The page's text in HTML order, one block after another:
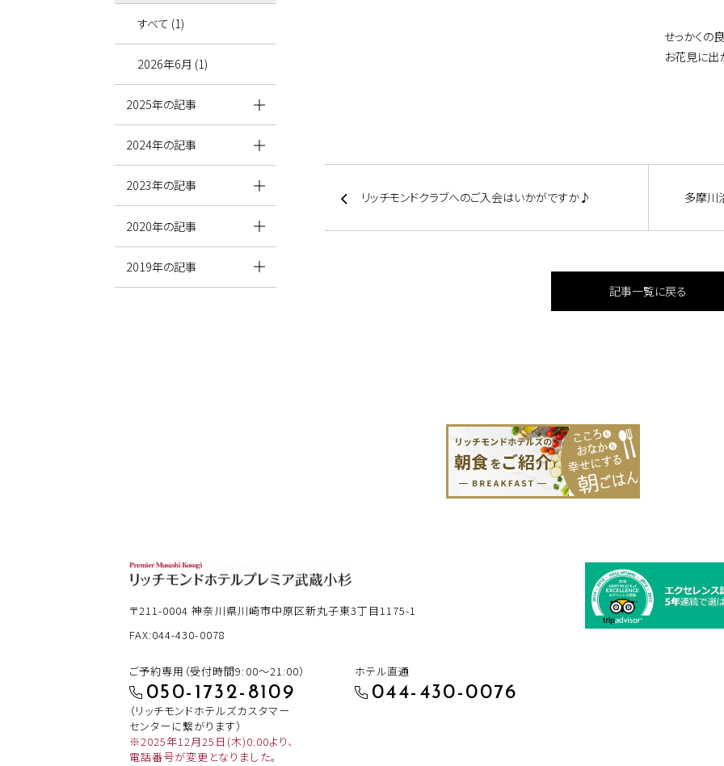
せっかくの
お花見に出
リッチモンドクラブへのご入会はいかがですか♪ 多摩川
記事一覧に戻る
すべて (1)
2026年6月 (1)
2025年の記事
2024年の記事
2023年の記事
2020年の記事
2019年の記事
〒211-0004神奈川県川崎市中原区新丸子東3丁目1175-1
FAX:044-430-0078
ご予約専用（受付時間9:00～21:00）
050-1732-8109
（リッチモンドホテルズカスタマー
センターに繋がります）
※2025年12月25日(木)0:00より、
電話番号が変更となりました。
ホテル直通
044-430-0076